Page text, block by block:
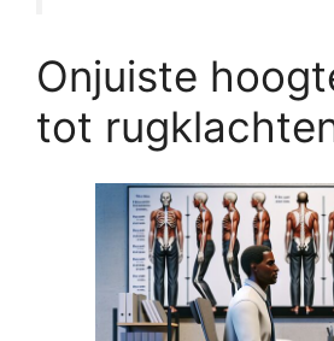
Onjuiste
tot